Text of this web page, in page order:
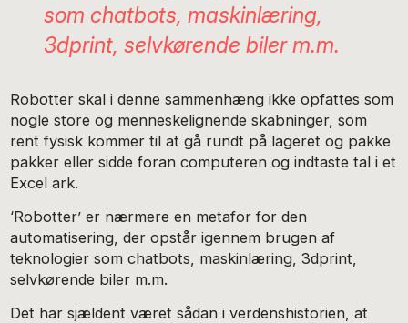
som chatbots, maskinlæring,
3dprint, selvkørende biler m.m.
Robotter skal i denne sammenhæng ikke opfattes som
nogle store og menneskelignende skabninger, som
rent fysisk kommer til at gå rundt på lageret og pakke
pakker eller sidde foran computeren og indtaste tal i et
Excel ark.
‘Robotter’ er nærmere en metafor for den
automatisering, der opstår igennem brugen af
teknologier som chatbots, maskinlæring, 3dprint,
selvkørende biler m.m.
Det har sjældent været sådan i verdenshistorien, at